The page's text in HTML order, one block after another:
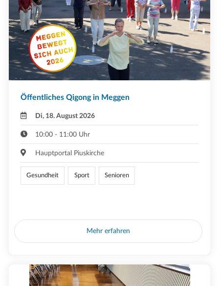
Öffentliches Qigong in Meggen
Di, 18. August 2026
10:00 - 11:00 Uhr
Hauptportal Piuskirche
Gesundheit Sport Senioren
Mehr erfahren